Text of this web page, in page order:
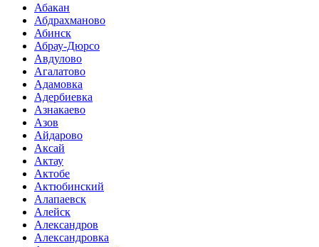
Абакан
Абдрахманово
Абинск
Абрау-Дюрсо
Авдулово
Агалатово
Адамовка
Адербиевка
Азнакаево
Азов
Айдарово
Аксай
Актау
Актобе
Актюбинский
Алапаевск
Алейск
Александров
Александровка